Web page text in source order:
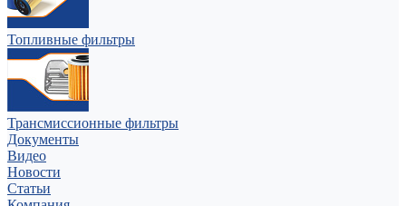
Топливные фильтры
Трансмиссионные фильтры
Документы
Видео
Новости
Статьи